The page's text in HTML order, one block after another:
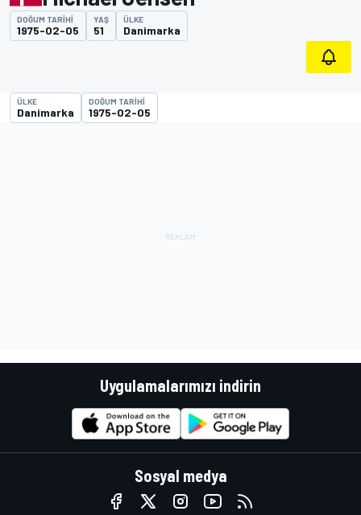
DOĞUM TARIHI
1975-02-05
YAŞ
51
ÜLKE
Danimarka
ÜLKE
Danimarka
DOĞUM TARIHI
1975-02-05
Uygulamalarımızı indirin
Sosyal medya